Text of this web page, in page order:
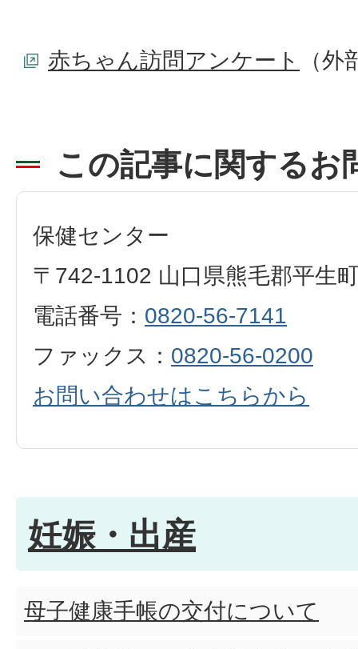
赤ちゃん訪問アンケート （
この記事に関するお
保健センター
〒742-1102 山口県熊毛郡平生
電話番号： 0820-56-7141
ファックス： 0820-56-0200
お問い合わせはこちらから
妊娠・出産
母子健康手帳の交付について